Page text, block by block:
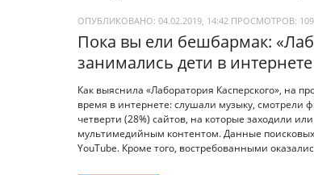
ОПУБЛИКОВАНО: 04.02.2019, 14:42 ПРОСМОТРОВ:
Пока вы ели бешбармак:
занимались дети в
Как выяснила «Лаборатория Касперского», на
время в интернете: слушали музыку, смотрели
четверти (28%) сайтов, на которые заходили
мультимедийным контентом. Данные поисковых
YouTube. Кроме того, востребованными